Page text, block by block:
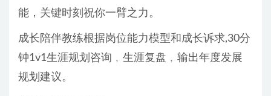
能，关键时刻祝你一臂之力。
成长陪伴教练根据岗位能力模型和成长诉求,30分
钟1v1生涯规划咨询﹐生涯复盘﹐输出年度发展
规划建议。